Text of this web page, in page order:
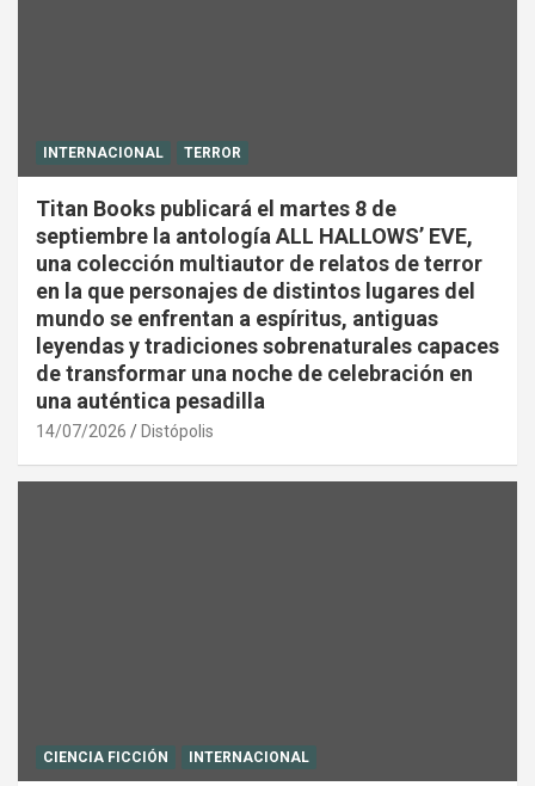
INTERNACIONAL TERROR
Titan Books publicará el martes 8 de
septiembre la antología ALL HALLOWS’ EVE,
una colección multiautor de relatos de terror
en la que personajes de distintos lugares del
mundo se enfrentan a espíritus, antiguas
leyendas y tradiciones sobrenaturales capaces
de transformar una noche de celebración en
una auténtica pesadilla
14/07/2026 Distópolis
CIENCIA FICCIÓN INTERNACIONAL